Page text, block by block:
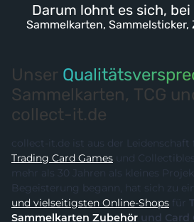
Darum lohnt es sich,
Sammelkarten,
Unser
Sammelkarten, TCG
collect-it.de
collect-it.de ist aus der Leidenschaft
Trading Card Games und
mehr als 30 Jahren als kleines
Begeisterung begann, hat sich zu
und vielseitigsten Online-Shops für
Sammelkarten Zubehör und Card